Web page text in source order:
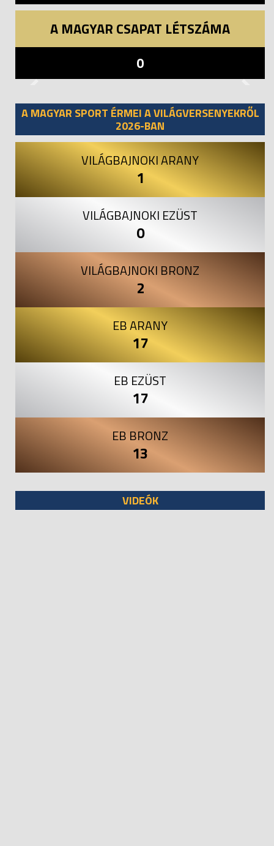
A MAGYAR CSAPAT LÉTSZÁMA
0
A MAGYAR SPORT ÉRMEI A VILÁGVERSENYEKRŐL
2026-BAN
VILÁGBAJNOKI ARANY
1
VILÁGBAJNOKI EZÜST
0
VILÁGBAJNOKI BRONZ
2
EB ARANY
17
EB EZÜST
17
EB BRONZ
13
VIDEÓK